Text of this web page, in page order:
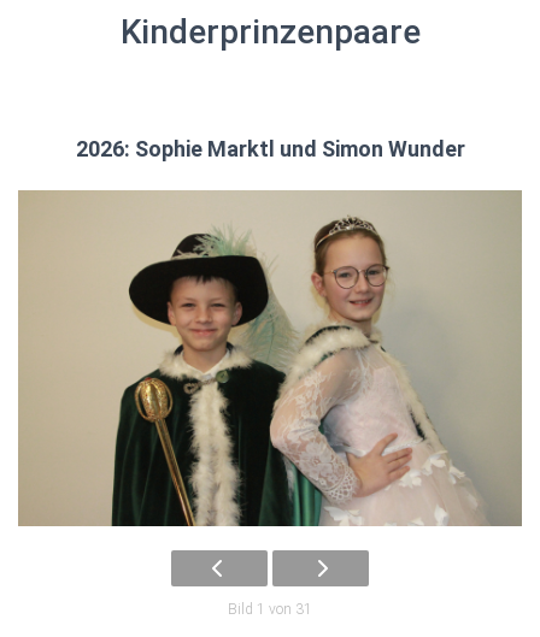
Kinderprinzenpaare
2026: Sophie Marktl und Simon Wunder
Bild 1 von 31